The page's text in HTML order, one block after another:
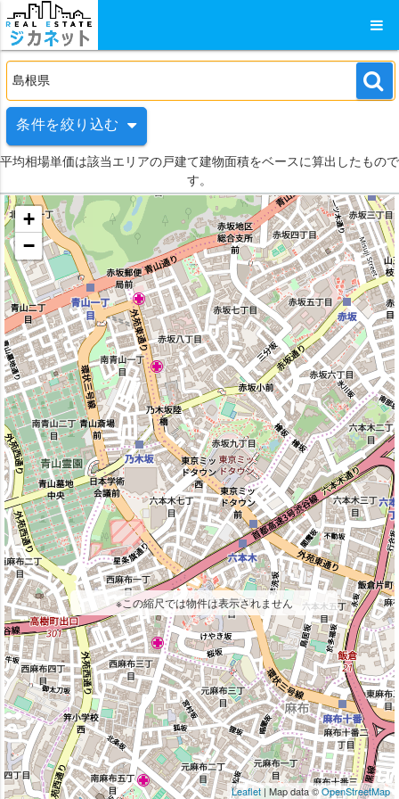
条件を絞り込む
平均相場単価は該当エリアの戸建て建物面積をベースに算出したもので
す。
+
−
Leaflet| Map data ©OpenStreetMap
※この縮尺では物件は表示されません